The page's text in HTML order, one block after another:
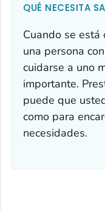
QUÉ NECESITA
Cuando se
una persona
cuidarse a uno
importante.
puede que
como para
necesidades.